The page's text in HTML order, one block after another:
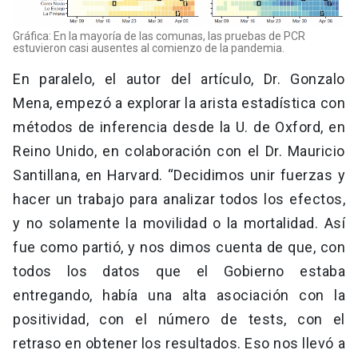
Gráfica: En la mayoría de las comunas, las pruebas de PCR
estuvieron casi ausentes al comienzo de la pandemia.
En paralelo, el autor del artículo, Dr. Gonzalo
Mena, empezó a explorar la arista estadística con
métodos de inferencia desde la U. de Oxford, en
Reino Unido, en colaboración con el Dr. Mauricio
Santillana, en Harvard. “Decidimos unir fuerzas y
hacer un trabajo para analizar todos los efectos,
y no solamente la movilidad o la mortalidad. Así
fue como partió, y nos dimos cuenta de que, con
todos los datos que el Gobierno estaba
entregando, había una alta asociación con la
positividad, con el número de tests, con el
retraso en obtener los resultados. Eso nos llevó a